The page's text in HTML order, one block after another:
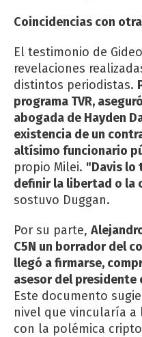
Coincidencias con
El testimonio de
revelaciones
distintos periodistas.
programa TVR,
abogada de Hayden
existencia de un
altísimo funcionario
propio Milei. "Davis lo
definir la libertad o la
sostuvo Duggan.
Por su parte,
C5N un borrador del
llegó a firmarse,
asesor del presidente
Este documento
nivel que vincularía a
con la polémica